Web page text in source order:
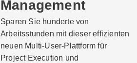
Management
Sparen Sie hunderte von
Arbeitsstunden mit dieser effizienten
neuen Multi-User-Plattform für
Project Execution und